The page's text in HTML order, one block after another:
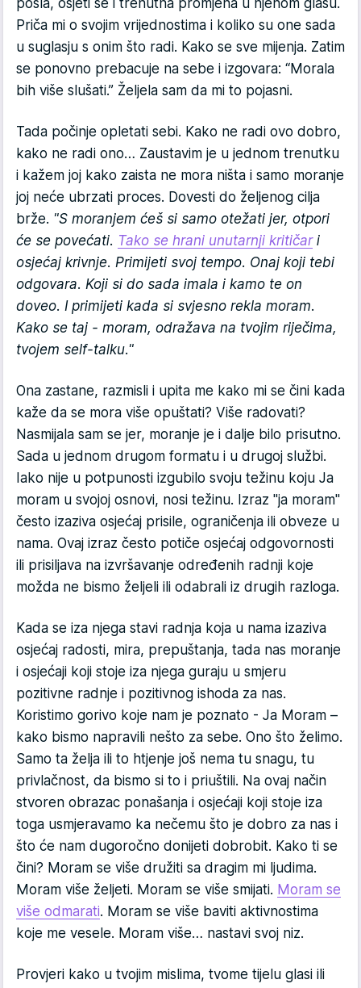
posla, osjeti se i trenutna promjena u njenom glasu.
Priča mi o svojim vrijednostima i koliko su one sada
u suglasju s onim što radi. Kako se sve mijenja. Zatim
se ponovno prebacuje na sebe i izgovara: “Morala
bih više slušati.” Željela sam da mi to pojasni.
Tada počinje opletati sebi. Kako ne radi ovo dobro,
kako ne radi ono… Zaustavim je u jednom trenutku
i kažem joj kako zaista ne mora ništa i samo moranje
joj neće ubrzati proces. Dovesti do željenog cilja
brže. "S moranjem ćeš si samo otežati jer, otpori
će se povećati. Tako se hrani unutarnji kritičari
osjećaj krivnje. Primijeti svoj tempo. Onaj koji tebi
odgovara. Koji si do sada imala i kamo te on
doveo. I primijeti kada si svjesno rekla moram.
Kako se taj - moram, odražava na tvojim riječima,
tvojem self-talku."
Ona zastane, razmisli i upita me kako mi se čini kada
kaže da se mora više opuštati? Više radovati?
Nasmijala sam se jer, moranje je i dalje bilo prisutno.
Sada u jednom drugom formatu i u drugoj službi.
Iako nije u potpunosti izgubilo svoju težinu koju Ja
moram u svojoj osnovi, nosi težinu. Izraz "ja moram"
često izaziva osjećaj prisile, ograničenja ili obveze u
nama. Ovaj izraz često potiče osjećaj odgovornosti
ili prisiljava na izvršavanje određenih radnji koje
možda ne bismo željeli ili odabrali iz drugih razloga.
Kada se iza njega stavi radnja koja u nama izaziva
osjećaj radosti, mira, prepuštanja, tada nas moranje
i osjećaji koji stoje iza njega guraju u smjeru
pozitivne radnje i pozitivnog ishoda za nas.
Koristimo gorivo koje nam je poznato - Ja Moram –
kako bismo napravili nešto za sebe. Ono što želimo.
Samo ta želja ili to htjenje još nema tu snagu, tu
privlačnost, da bismo si to i priuštili. Na ovaj način
stvoren obrazac ponašanja i osjećaji koji stoje iza
toga usmjeravamo ka nečemu što je dobro za nas i
što će nam dugoročno donijeti dobrobit. Kako ti se
čini? Moram se više družiti sa dragim mi ljudima.
Moram više željeti. Moram se više smijati. Moram se
više odmarati. Moram se više baviti aktivnostima
koje me vesele. Moram više… nastavi svoj niz.
Provjeri kako u tvojim mislima, tvome tijelu glasi ili